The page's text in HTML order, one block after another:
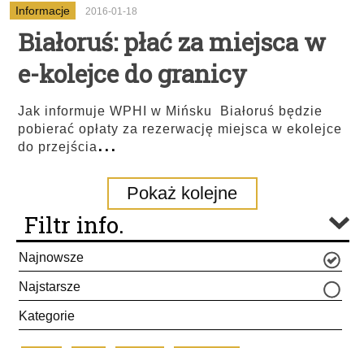
Informacje 2016-01-18
Białoruś: płać za miejsca w
e-kolejce do granicy
Jak informuje WPHI w Mińsku Białoruś będzie
pobierać opłaty za rezerwację miejsca w ekolejce
do przejścia...
Pokaż kolejne
Filtr info.
Najnowsze
Najstarsze
Kategorie